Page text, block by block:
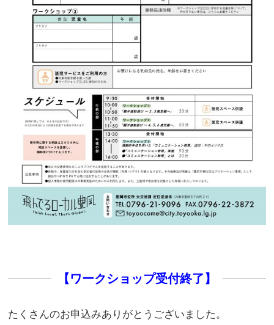
【ワークショップ受付終了】
たくさんのお申込みありがとうございました。